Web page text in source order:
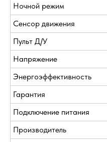
Ночной режим
Сенсор движения
Пульт Д/У
Напряжение
Энергоэффективность
Гарантия
Подключение питания
Производитель